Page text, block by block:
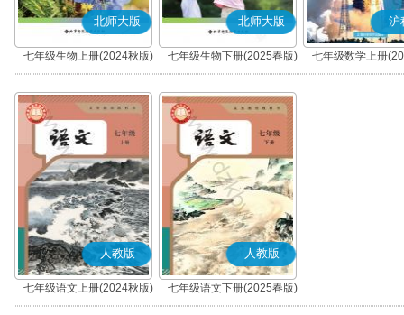
北师大版
七年级生物上册(2024秋版)
北师大版
七年级生物下册(2025春版)
沪
七年级数学上册
人教版
七年级语文上册(2024秋版)
(部编版)
人教版
七年级语文下册(2025春版)
(部编版)